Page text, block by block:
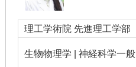
理工学術院 先進理工学部
生物物理学 | 神経科学一般